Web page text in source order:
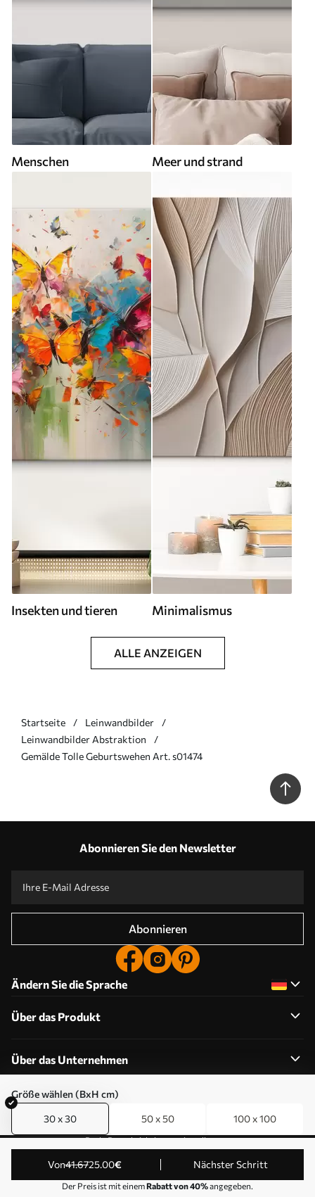
Größe wählen (BxH cm)
30 x 30 50 x 50 100 x 100
von41.6725.00€ Nächster Schritt
Der Preis ist mit einemRabatt von 40%angegeben.
Menschen Meer und strand
Insekten und tieren Minimalismus
ALLE ANZEIGEN
Startseite
Leinwandbilder
Leinwandbilder Abstraktion
Gemälde Tolle Geburtswehen Art. s01474
Abonnieren Sie den Newsletter
Abonnieren
Ändern Sie die Sprache
Über das Produkt
Über das Unternehmen
Cookie-Berechtigungen bearbeiten
Push-Benachrichtigungseinstellungen
© 2011-2026 Uwalls . Alle Rechte vorbehalten. Betrieben
von KLW Sp. z o.o. VAT ID: PL9223057591.